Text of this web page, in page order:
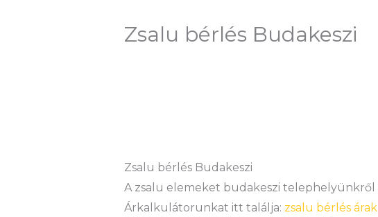
Zsalu bérlés Budakeszi
Zsalu bérlés Budakeszi
A zsalu elemeket budakeszi telephelyünkről
Árkalkulátorunkat itt találja: zsalu bérlés árak